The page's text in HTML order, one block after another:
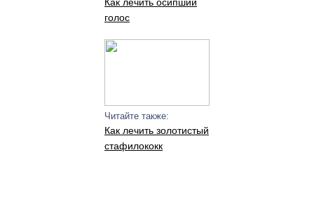
голос
Читайте также:
Как лечить золотистый
стафилококк